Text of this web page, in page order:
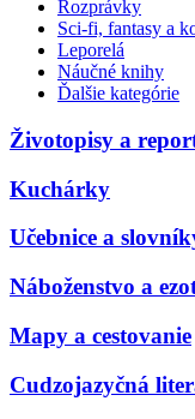
Rozprávky
Sci-fi, fantasy a
Leporelá
Náučné knihy
Ďalšie kategórie
Životopisy a
Kuchárky
Učebnice a
Náboženstvo a
Mapy a cestovanie
Cudzojazyčná